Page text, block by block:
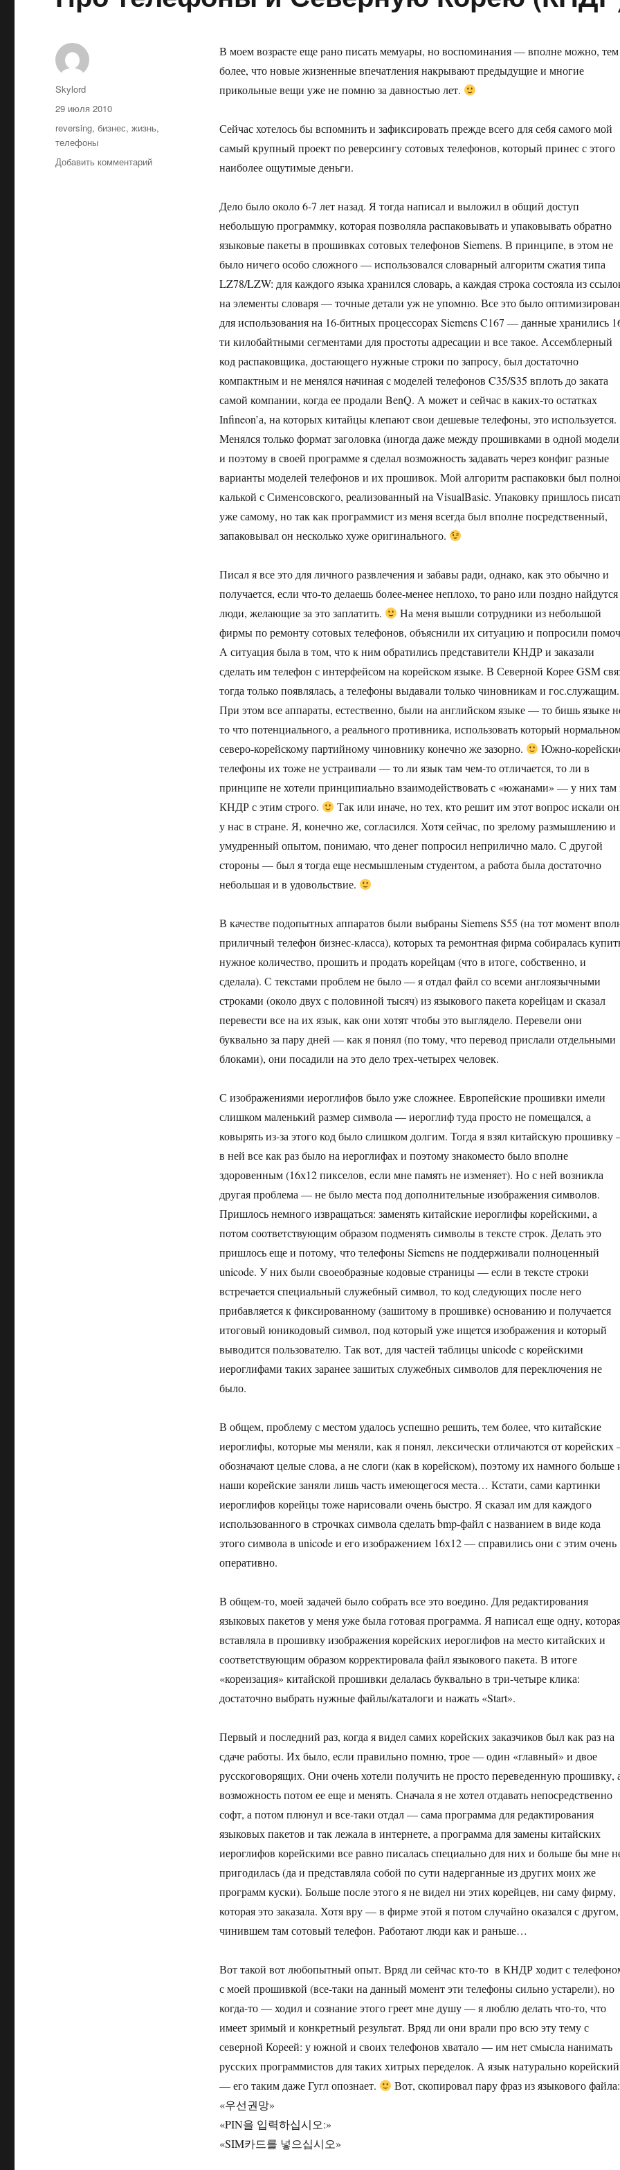
В моем возрасте еще рано писать мемуары, но воспоминания — вполне можно, тем
более, что новые жизненные впечатления накрывают предыдущие и многие
прикольные вещи уже не помню за давностью лет.
Сейчас хотелось бы вспомнить и зафиксировать прежде всего для себя самого мой
самый крупный проект по реверсингу сотовых телефонов, который принес с этого
наиболее ощутимые деньги.
Дело было около 6-7 лет назад. Я тогда написал и выложил в общий доступ
небольшую программку, которая позволяла распаковывать и упаковывать обратно
языковые пакеты в прошивках сотовых телефонов Siemens. В принципе, в этом не
было ничего особо сложного — использовался словарный алгоритм сжатия типа
LZ78/LZW: для каждого языка хранился словарь, а каждая строка состояла из
на элементы словаря — точные детали уж не упомню. Все это было
для использования на 16-битных процессорах Siemens C167 — данные хранились
ти килобайтными сегментами для простоты адресации и все такое. Ассемблерный
код распаковщика, достающего нужные строки по запросу, был достаточно
компактным и не менялся начиная с моделей телефонов C35/S35 вплоть до заката
самой компании, когда ее продали BenQ. А может и сейчас в каких-то остатках
Infineon’а, на которых китайцы клепают свои дешевые телефоны, это используется.
Менялся только формат заголовка (иногда даже между прошивками в одной
и поэтому в своей программе я сделал возможность задавать через конфиг разные
варианты моделей телефонов и их прошивок. Мой алгоритм распаковки был
калькой с Сименсовского, реализованный на VisualBasic. Упаковку пришлось
уже самому, но так как программист из меня всегда был вполне посредственный,
запаковывал он несколько хуже оригинального.
Писал я все это для личного развлечения и забавы ради, однако, как это обычно и
получается, если что-то делаешь более-менее неплохо, то рано или поздно найдутся
люди, желающие за это заплатить.
На меня вышли сотрудники из небольшой
фирмы по ремонту сотовых телефонов, объяснили их ситуацию и попросили
А ситуация была в том, что к ним обратились представители КНДР и заказали
сделать им телефон с интерфейсом на корейском языке. В Северной Корее GSM
тогда только появлялась, а телефоны выдавали только чиновникам и гос.служащим.
При этом все аппараты, естественно, были на английском языке — то бишь языке
то что потенциального, а реального противника, использовать который
северо-корейскому партийному чиновнику конечно же зазорно.
Южно-
телефоны их тоже не устраивали — то ли язык там чем-то отличается, то ли в
принципе не хотели принципиально взаимодействовать с «южанами» — у них там
КНДР с этим строго.
Так или иначе, но тех, кто решит им этот вопрос искали
у нас в стране. Я, конечно же, согласился. Хотя сейчас, по зрелому размышлению и
умудренный опытом, понимаю, что денег попросил неприлично мало. С другой
стороны — был я тогда еще несмышленым студентом, а работа была достаточно
небольшая и в удовольствие.
В качестве подопытных аппаратов были выбраны Siemens S55 (на тот момент
приличный телефон бизнес-класса), которых та ремонтная фирма собиралась
нужное количество, прошить и продать корейцам (что в итоге, собственно, и
сделала). С текстами проблем не было — я отдал файл со всеми англоязычными
строками (около двух с половиной тысяч) из языкового пакета корейцам и сказал
перевести все на их язык, как они хотят чтобы это выглядело. Перевели они
буквально за пару дней — как я понял (по тому, что перевод прислали отдельными
блоками), они посадили на это дело трех-четырех человек.
С изображениями иероглифов было уже сложнее. Европейские прошивки имели
слишком маленький размер символа — иероглиф туда просто не помещался, а
ковырять из-за этого код было слишком долгим. Тогда я взял китайскую
в ней все как раз было на иероглифах и поэтому знакоместо было вполне
здоровенным (16х12 пикселов, если мне память не изменяет). Но с ней возникла
другая проблема — не было места под дополнительные изображения символов.
Пришлось немного извращаться: заменять китайские иероглифы корейскими, а
потом соответствующим образом подменять символы в тексте строк. Делать это
пришлось еще и потому, что телефоны Siemens не поддерживали полноценный
unicode. У них были своеобразные кодовые страницы — если в тексте строки
встречается специальный служебный символ, то код следующих после него
прибавляется к фиксированному (зашитому в прошивке) основанию и получается
итоговый юникодовый символ, под который уже ищется изображения и который
выводится пользователю. Так вот, для частей таблицы unicode с корейскими
иероглифами таких заранее зашитых служебных символов для переключения не
было.
В общем, проблему с местом удалось успешно решить, тем более, что китайские
иероглифы, которые мы меняли, как я понял, лексически отличаются от
обозначают целые слова, а не слоги (как в корейском), поэтому их намного больше
наши корейские заняли лишь часть имеющегося места… Кстати, сами картинки
иероглифов корейцы тоже нарисовали очень быстро. Я сказал им для каждого
использованного в строчках символа сделать bmp-файл с названием в виде кода
этого символа в unicode и его изображением 16х12 — справились они с этим очень
оперативно.
В общем-то, моей задачей было собрать все это воедино. Для редактирования
языковых пакетов у меня уже была готовая программа. Я написал еще одну,
вставляла в прошивку изображения корейских иероглифов на место китайских и
соответствующим образом корректировала файл языкового пакета. В итоге
«кореизация» китайской прошивки делалась буквально в три-четыре клика:
достаточно выбрать нужные файлы/каталоги и нажать «Start».
Первый и последний раз, когда я видел самих корейских заказчиков был как раз на
сдаче работы. Их было, если правильно помню, трое — один «главный» и двое
русскоговорящих. Они очень хотели получить не просто переведенную прошивку,
возможность потом ее еще и менять. Сначала я не хотел отдавать непосредственно
софт, а потом плюнул и все-таки отдал — сама программа для редактирования
языковых пакетов и так лежала в интернете, а программа для замены китайских
иероглифов корейскими все равно писалась специально для них и больше бы мне
пригодилась (да и представляла собой по сути надерганные из других моих же
программ куски). Больше после этого я не видел ни этих корейцев, ни саму фирму,
которая это заказала. Хотя вру — в фирме этой я потом случайно оказался с другом,
чинившем там сотовый телефон. Работают люди как и раньше…
Вот такой вот любопытный опыт. Вряд ли сейчас кто-то в КНДР ходит с
с моей прошивкой (все-таки на данный момент эти телефоны сильно устарели), но
когда-то — ходил и сознание этого греет мне душу — я люблю делать что-то, что
имеет зримый и конкретный результат. Вряд ли они врали про всю эту тему с
северной Кореей: у южной и своих телефонов хватало — им нет смысла нанимать
русских программистов для таких хитрых переделок. А язык натурально корейский
— его таким даже Гугл опознает.
Вот, скопировал пару фраз из языкового файла:
«우선권망»
«PIN을 입력하십시오:»
«SIM카드를 넣으십시오»
Автор
Skylord
Опубликовано
29 июля 2010
Метки
reversing,бизнес,жизнь,
телефоны
Добавить комментарийк